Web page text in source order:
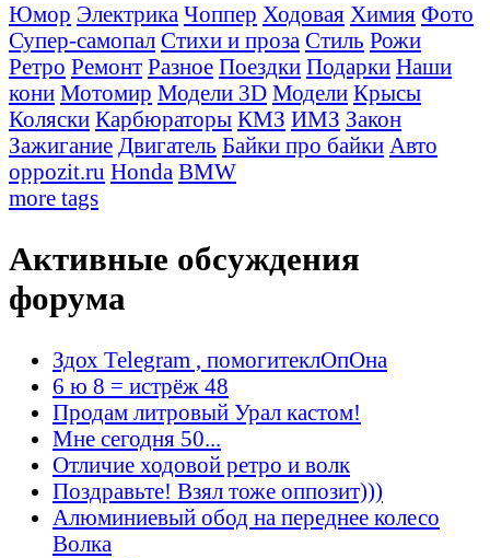
Юмор Электрика Чоппер Ходовая Химия Фото
Супер-самопал Стихи и проза Стиль Рожи
Ретро Ремонт Разное Поездки Подарки Наши
кони Мотомир Модели 3D Модели Крысы
Коляски Карбюраторы КМЗ ИМЗ Закон
Зажигание Двигатель Байки про байки Авто
oppozit.ru Honda BMW
more tags
Активные обсуждения
форума
Здох Telegram , помогитеклОпОна
6 ю 8 = истрёж 48
Продам литровый Урал кастом!
Мне сегодня 50...
Отличие ходовой ретро и волк
Поздравьте! Взял тоже оппозит)))
Алюминиевый обод на переднее колесо
Волка